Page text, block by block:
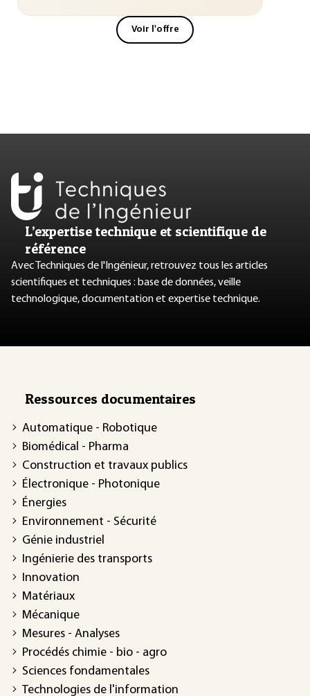
Voir l'offre
L’expertise technique et scientifique de
référence
Avec Techniques de l'Ingénieur, retrouvez tous les articles
scientifiques et techniques : base de données, veille
technologique, documentation et expertise technique.
Ressources documentaires
Automatique - Robotique
Biomédical - Pharma
Construction et travaux publics
Électronique - Photonique
Énergies
Environnement - Sécurité
Génie industriel
Ingénierie des transports
Innovation
Matériaux
Mécanique
Mesures - Analyses
Procédés chimie - bio - agro
Sciences fondamentales
Technologies de l'information